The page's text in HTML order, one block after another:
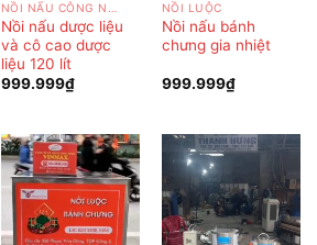
Nồi nấu dược liệu
và cô cao dược
liệu 120 lít
999.999₫
NỒI LUỘC
Nồi nấu bánh
chưng gia nhiệt
999.999₫